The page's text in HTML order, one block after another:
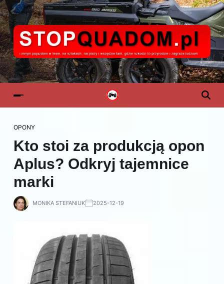
OPONY
Kto stoi za produkcją opon
Aplus? Odkryj tajemnice
marki
MONIKA STEFANIUK 2025-12-19